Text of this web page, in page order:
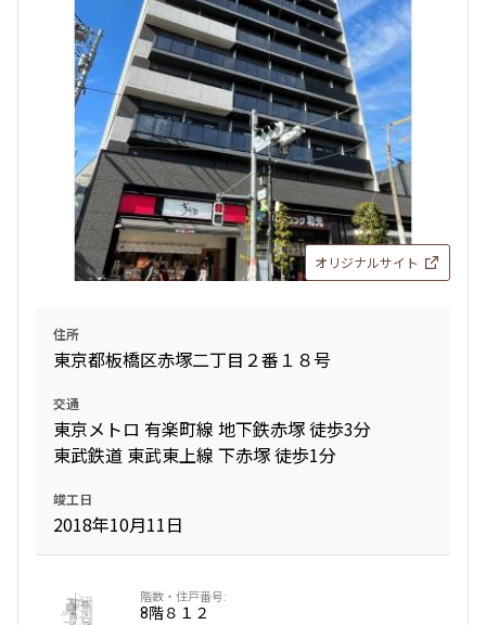
検索結果の絞り込み
〜
管理費/共益費含む
礼金なし
敷金なし
礼金１ヶ月以下
フリーレント付き
間取り
1R〜1K
1DK〜1LDK
2LDK
4LDK〜
築年数
オリジナルサイト
住所
東京都板橋区赤塚二丁目２番１８号
交通
東京メトロ 有楽町線 地下鉄赤塚 徒歩3分
東武鉄道 東武東上線 下赤塚 徒歩1分
竣工日
2018年10月11日
8階８１２